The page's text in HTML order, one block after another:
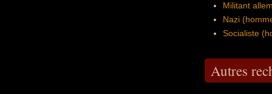
Militant
Nazi
Socialiste
Autres